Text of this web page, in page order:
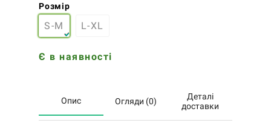
Розмір
S-M L-XL
Є в наявності
Опис Огляди (0)
Деталі
доставки